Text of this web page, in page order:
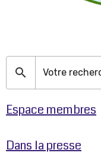
Espace membres
Dans la presse